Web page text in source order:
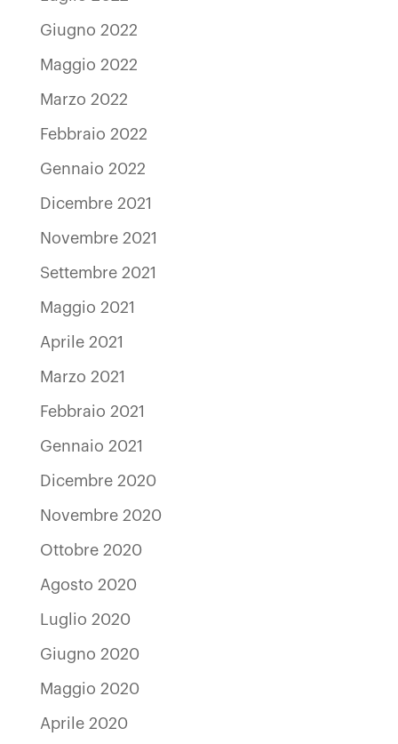
Giugno 2022
Maggio 2022
Marzo 2022
Febbraio 2022
Gennaio 2022
Dicembre 2021
Novembre 2021
Settembre 2021
Maggio 2021
Aprile 2021
Marzo 2021
Febbraio 2021
Gennaio 2021
Dicembre 2020
Novembre 2020
Ottobre 2020
Agosto 2020
Luglio 2020
Giugno 2020
Maggio 2020
Aprile 2020